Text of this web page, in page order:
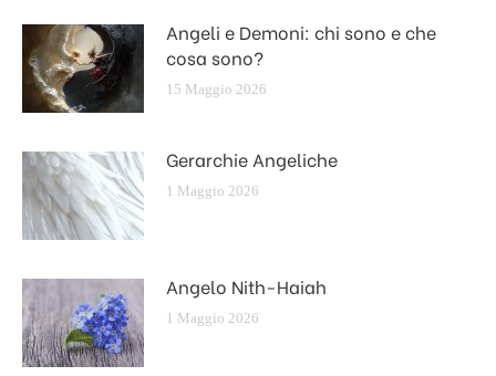
Angeli e Demoni: chi sono e che
cosa sono?
15 Maggio 2026
Gerarchie Angeliche
1 Maggio 2026
Angelo Nith-Haiah
1 Maggio 2026